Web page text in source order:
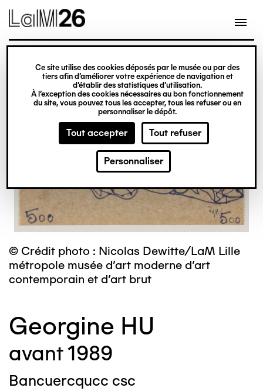
Gestion des cookies
Ce site utilise des cookies déposés par le musée ou par des
tiers afin d’améliorer votre expérience de navigation et
d’établir des statistiques d’utilisation.
À l’exception des cookies nécessaires au bon fonctionnement
du site, vous pouvez tous les accepter, tous les refuser ou en
personnaliser le dépôt.
Tout accepter Tout refuser
Personnaliser
contenu
© Crédit photo : Nicolas Dewitte/LaM Lille
métropole musée d’art moderne d’art
contemporain et d’art brut
Georgine HU
avant 1989
Bancuercqucc csc